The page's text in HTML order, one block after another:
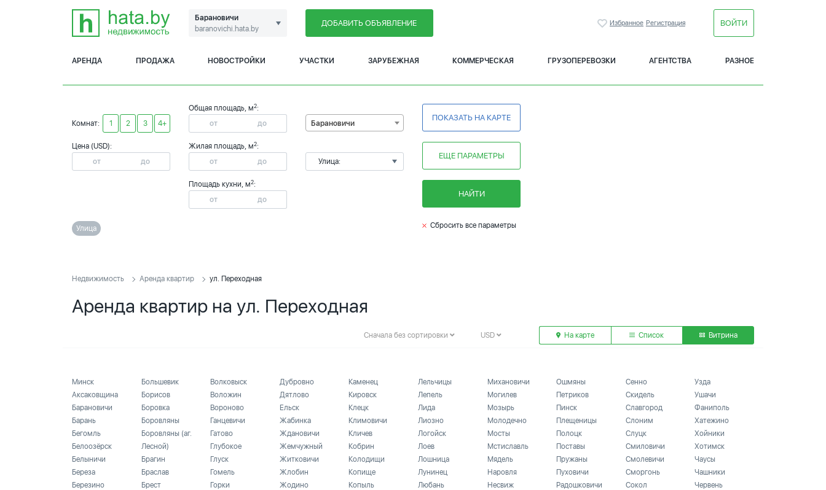
Барановичи
baranovichi.hata.by
ДОБАВИТЬ ОБЪЯВЛЕНИЕ Избранное Регистрация ВОЙТИ
АРЕНДА ПРОДАЖА НОВОСТРОЙКИ УЧАСТКИ ЗАРУБЕЖНАЯ КОММЕРЧЕСКАЯ ГРУЗОПЕРЕВОЗКИ АГЕНТСТВА РАЗНОЕ
Комнат: 1 2 3 4+
Цена (USD):
Общая площадь, м2:
Жилая площадь, м2:
Площадь кухни, м2:
Барановичи
Улица:
ПОКАЗАТЬ НА КАРТЕ
ЕЩЕ ПАРАМЕТРЫ
НАЙТИ
Улица Сбросить все параметры
Недвижимость Аренда квартир ул. Переходная
Аренда квартир на ул. Переходная
Сначала без сортировки USD На карте Список Витрина
Минск
Аксаковщина
Барановичи
Барань
Бегомль
Белоозёрск
Белыничи
Береза
Березино
Большевик
Борисов
Боровка
Боровляны
Боровляны (аг.
Лесной)
Брагин
Браслав
Брест
Волковыск
Воложин
Вороново
Ганцевичи
Гатово
Глубокое
Глуск
Гомель
Горки
Дубровно
Дятлово
Ельск
Жабинка
Ждановичи
Жемчужный
Житковичи
Жлобин
Жодино
Каменец
Кировск
Клецк
Климовичи
Кличев
Кобрин
Колодищи
Копище
Копыль
Лельчицы
Лепель
Лида
Лиозно
Логойск
Лоев
Лошница
Лунинец
Любань
Михановичи
Могилев
Мозырь
Молодечно
Мосты
Мстиславль
Мядель
Наровля
Несвиж
Ошмяны
Петриков
Пинск
Плещеницы
Полоцк
Поставы
Пружаны
Пуховичи
Радошковичи
Сенно
Скидель
Славгород
Слоним
Слуцк
Смиловичи
Смолевичи
Сморгонь
Сокол
Узда
Ушачи
Фаниполь
Хатежино
Хойники
Хотимск
Чаусы
Чашники
Червень